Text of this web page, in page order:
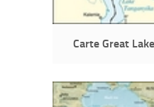
Carte Great